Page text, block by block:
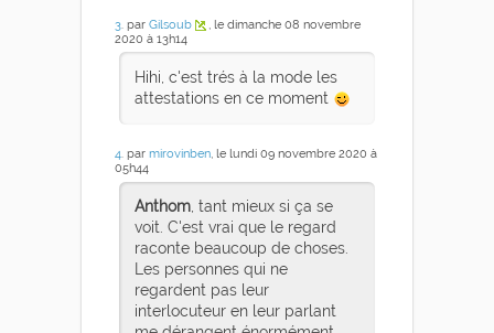
3. par Gilsoub
, le dimanche 08 novembre
2020 à 13h14
Hihi, c'est trés à la mode les
attestations en ce moment
4. par mirovinben, le lundi 09 novembre 2020 à
05h44
Anthom, tant mieux si ça se
voit. C'est vrai que le regard
raconte beaucoup de choses.
Les personnes qui ne
regardent pas leur
interlocuteur en leur parlant